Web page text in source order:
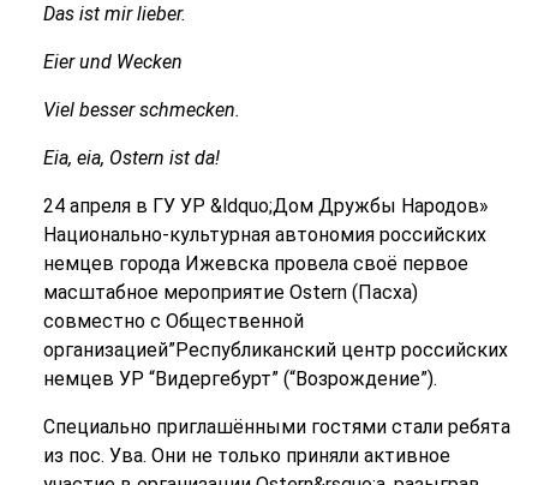
Das ist mir lieber.
Eier und Wecken
Viel besser schmecken.
Eia, eia, Ostern ist da!
24 апреля в ГУ УР &ldquo;Дом Дружбы Народов»
Национально-культурная автономия российских
немцев города Ижевска провела своё первое
масштабное мероприятие Ostern (Пасха)
совместно с Общественной
организацией”Республиканский центр российских
немцев УР “Видергебурт” (“Возрождение”).
Специально приглашёнными гостями стали ребята
из пос. Ува. Они не только приняли активное